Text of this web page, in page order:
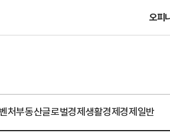
오피
처부동산글로벌경제생활경제경제일반